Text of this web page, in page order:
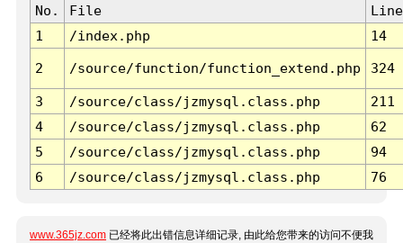
No. File
Line
1
/index.php 14
2 /source/function/function_extend.php 324
3 /source/class/jzmysql.class.php
211
4
/source/class/jzmysql.class.php
62
5
/source/class/jzmysql.class.php
94
6
/source/class/jzmysql.class.php 76
www.365jz.com 已经将此出错信息详细记录, 由此给您带来的访问不便我